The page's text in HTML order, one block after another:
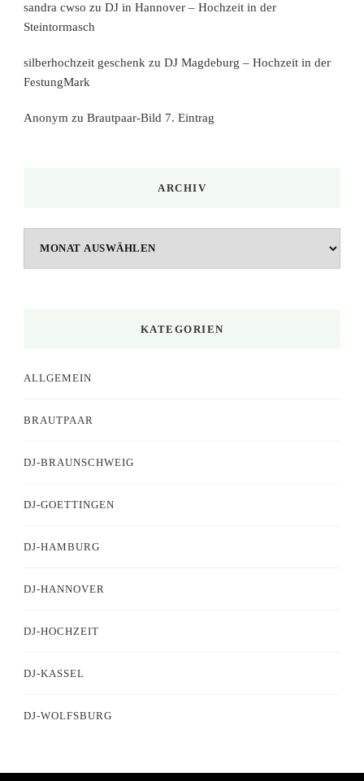
sandra cwso zu DJ in Hannover – Hochzeit in der
Steintormasch
silberhochzeit geschenk zu DJ Magdeburg – Hochzeit in der
FestungMark
Anonym zu Brautpaar-Bild 7. Eintrag
ARCHIV
KATEGORIEN
ALLGEMEIN
BRAUTPAAR
DJ-BRAUNSCHWEIG
DJ-GOETTINGEN
DJ-HAMBURG
DJ-HANNOVER
DJ-HOCHZEIT
DJ-KASSEL
DJ-WOLFSBURG